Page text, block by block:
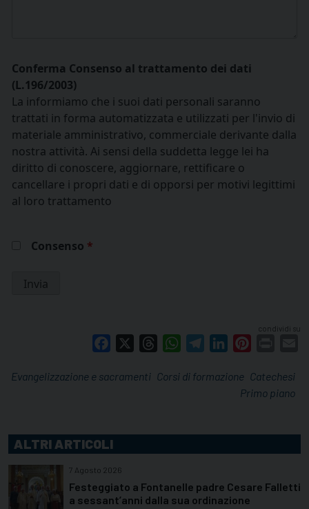
Conferma Consenso al trattamento dei dati
(L.196/2003)
La informiamo che i suoi dati personali saranno
trattati in forma automatizzata e utilizzati per l'invio di
materiale amministrativo, commerciale derivante dalla
nostra attività. Ai sensi della suddetta legge lei ha
diritto di conoscere, aggiornare, rettificare o
cancellare i propri dati e di opporsi per motivi legittimi
al loro trattamento
Consenso *
condividi su
Facebook ThreadsWhatsAppTelegramLinkedIn
Catechesi
Corsi di formazione
Evangelizzazione e sacramenti
Primo piano
ALTRI ARTICOLI
7 Agosto 2026
Festeggiato a Fontanelle padre Cesare Falletti
a sessant’anni dalla sua ordinazione